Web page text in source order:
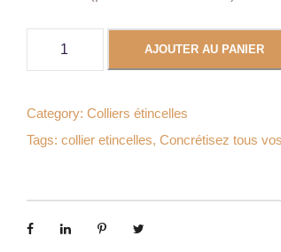
u
n
t
t
é
AJOUTER AU PANIER
Category:Colliers étincelles
Tags:collier etincelles,Concrétisez tous